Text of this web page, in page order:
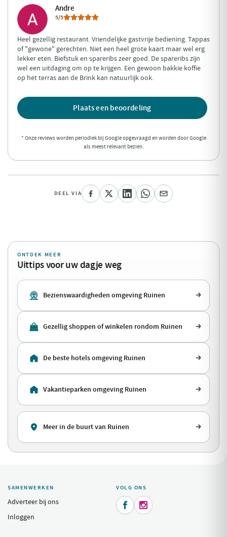
Andre
5/5
Heel gezellig restaurant. Vriendelijke gastvrije bediening. Tappas
of "gewone" gerechten. Niet een heel grote kaart maar wel erg
lekker eten. Biefstuk en spareribs zeer goed. De spareribs zijn
wel een uitdaging om op te krijgen. Een gewoon bakkie koffie
op het terras aan de Brink kan natuurlijk ook.
Plaats een beoordeling
* Onze reviews worden periodiek bij Google opgevraagd en worden door Google
als meest relevant bezien.
DEEL VIA
ONTDEK MEER
Uittips voor uw dagje weg
Bezienswaardigheden omgeving Ruinen
Gezellig shoppen of winkelen rondom Ruinen
De beste hotels omgeving Ruinen
Vakantieparken omgeving Ruinen
Meer in de buurt van Ruinen
SAMENWERKEN
Adverteer bij ons
Inloggen
VOLG ONS
 